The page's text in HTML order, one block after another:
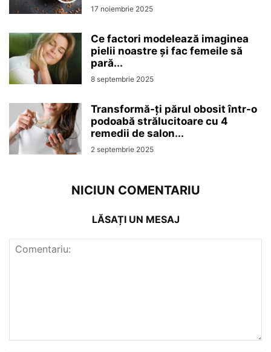
17 noiembrie 2025
Ce factori modelează imaginea
pielii noastre și fac femeile să
pară...
8 septembrie 2025
Transformă-ți părul obosit într-o
podoabă strălucitoare cu 4
remedii de salon...
2 septembrie 2025
NICIUN COMENTARIU
LĂSAȚI UN MESAJ